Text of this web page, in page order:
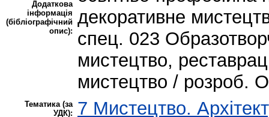
Додаткова
інформація
(бібліографічний
опис):
декоративне
спец. 023
мистецтво,
мистецтво / розроб.
Тематика (за
УДК):
7 Мистецтво.